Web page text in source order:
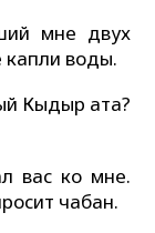
мне двух
капли воды.
Кыдыр ата?
вас ко мне.
чабан.